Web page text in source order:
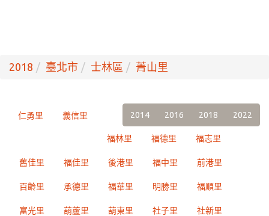
2018 臺北市 士林區 菁山里
2014 2016 2018 2022
仁勇里 義信里
福林里 福德里 福志里
舊佳里 福佳里 後港里 福中里 前港里
百齡里 承德里 福華里 明勝里 福順里
富光里 葫蘆里 葫東里 社子里 社新里